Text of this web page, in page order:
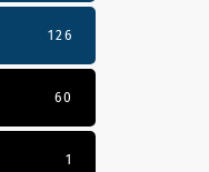
126
60
1